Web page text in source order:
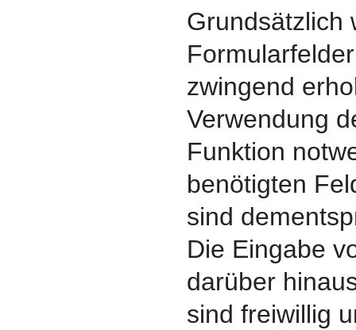
Grundsätzlich
zwingend
Verwendung
Funktion
benötigten
sind
Die Eingabe
darüber
sind freiwillig